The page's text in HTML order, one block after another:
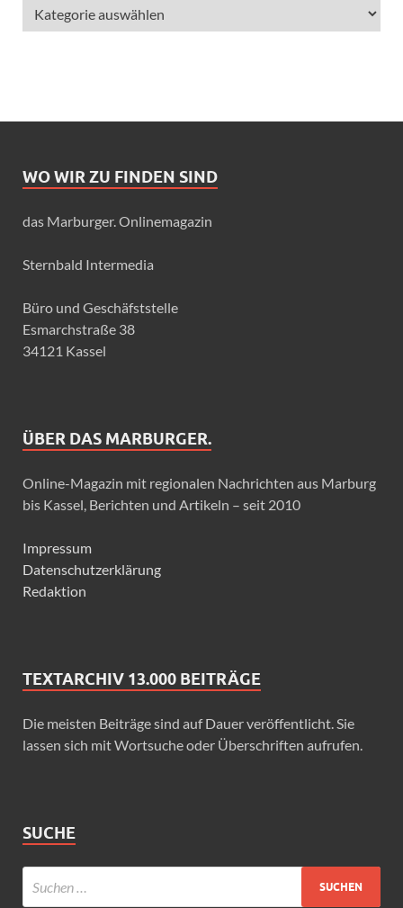
WO WIR ZU FINDEN SIND
das Marburger. Onlinemagazin
Sternbald Intermedia
Büro und Geschäfststelle
Esmarchstraße 38
34121 Kassel
ÜBER DAS MARBURGER.
Online-Magazin mit regionalen Nachrichten aus Marburg
bis Kassel, Berichten und Artikeln – seit 2010
Impressum
Datenschutzerklärung
Redaktion
TEXTARCHIV 13.000 BEITRÄGE
Die meisten Beiträge sind auf Dauer veröffentlicht. Sie
lassen sich mit Wortsuche oder Überschriften aufrufen.
SUCHE